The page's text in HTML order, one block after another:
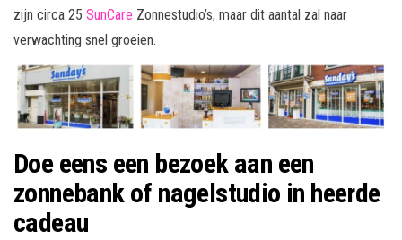
zijn circa 25 SunCare Zonnestudio’s, maar dit aantal zal naar
verwachting snel groeien.
Doe eens een bezoek aan een
zonnebank of nagelstudio in heerde
cadeau